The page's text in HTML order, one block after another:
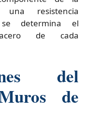
una resistencia
determina el
de cada
del
de